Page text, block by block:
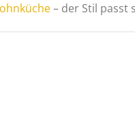
– der Stil passt